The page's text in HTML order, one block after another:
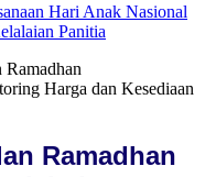
Hari Anak Nasional
Panitia
Harga dan Kesediaan
Ramadhan